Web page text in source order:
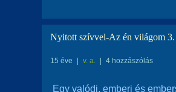
Nyitott szívvel-Az én világom 3.
15 éve v. a. 4 hozzászólás
Egy valódi, emberi és